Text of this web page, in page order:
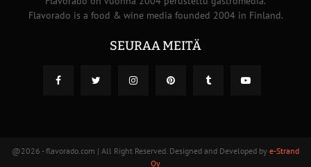
Flavorado is a food & wine media founded 2004 in Finland.
SEURAA MEITÄ
@2026 - flavorado.com | All Right Reserved. Designed and Developed by e-Strand
Oy